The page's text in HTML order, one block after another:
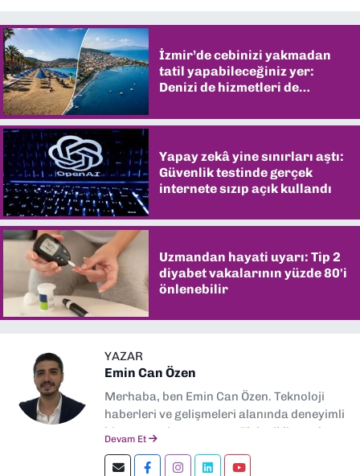
İzmir’de cebinizi yakmadan
tatil yapabileceğiniz yer:
Denizi de hizmetleri de
Yapay zekâ yine sınırları aştı:
Güvenlik testinde gerçek
internete sızıp açık kullandı
Uzmandan hayati uyarı: Tip 2
diyabet vakalarının yüzde 80'i
önlenebilir
YAZAR
Emin Can Özen
Merhaba, ben Emin Can Özen. Teknoloji
haberleri ve gelişmeleri alanında deneyimli
bir gazeteci ve yazarım. Elektrikli araçlar,
en çok ilgi duyduğum konular.
Devam Et